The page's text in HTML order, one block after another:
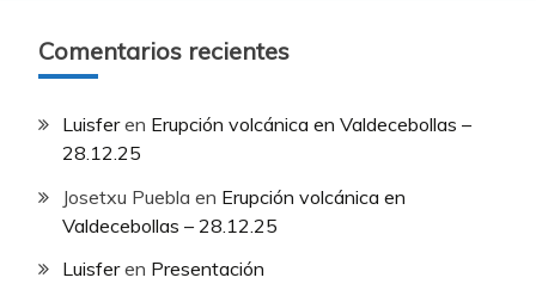
Comentarios recientes
Luisferen Erupción volcánica en Valdecebollas –
28.12.25
Josetxu Puebla en Erupción volcánica en
Valdecebollas – 28.12.25
Luisferen Presentación